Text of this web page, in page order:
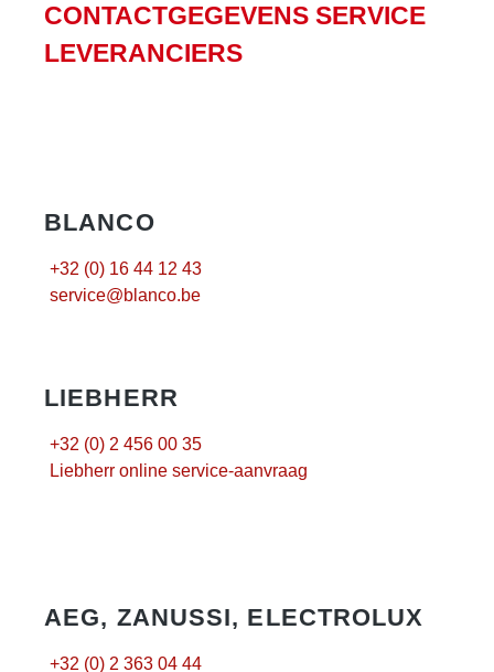
CONTACTGEGEVENS SERVICE
LEVERANCIERS
BLANCO
+32 (0) 16 44 12 43
service@blanco.be
LIEBHERR
+32 (0) 2 456 00 35
Liebherr online service-aanvraag
AEG, ZANUSSI, ELECTROLUX
+32 (0) 2 363 04 44